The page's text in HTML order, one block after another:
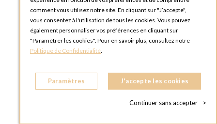
OPTIONS LUXEMBOURG
13 rue Paul Rischard
5324 Contern
LUXEMBOURG
BOUTIQUE OPTIONS LUXEMBOURG
L - 1842 HOWALD LUXEMBOURG
comment vous utilisez notre site. En cliquant sur "J’accepte",
vous consentez à l'utilisation de tous les cookies. Vous pouvez
également personnaliser vos préférences en cliquant sur
"Paramétrer les cookies". Pour en savoir plus, consultez notre
Politique de Confidentialité.
Paramètres J'accepte les cookies
Continuer sans accepter >